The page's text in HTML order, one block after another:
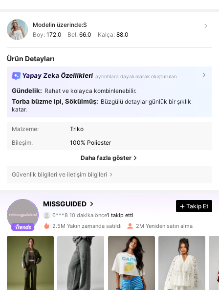
Modelin üzerinde:S
Boy: 172.0 Bel:66.0 Kalça: 88.0
Ürün Detayları
Yapay Zeka Özellikleri ayrıntılara dayalı olarak oluşturulan
Gündelik: Rahat ve kolayca kombinlenebilir.
Torba büzme ipi, Sökülmüş: Büzgülü detaylar günlük bir şıklık
katar.
Malzeme:
Triko
Bileşim:
100% Poliester
Daha fazla göster
Güvenlik bilgileri ve iletişim bilgileri
MISSGUIDED
4,83
3M Takipçiler
6***8 10 dakika önce'i takip etti
4,83
3M Takipçiler
3M Takipçiler
3M Takipçiler
Takip Et
2.5M Yakın zamanda satıldı 2M Yeniden satın alma